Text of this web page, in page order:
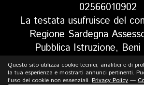
02566010902
La testata usufruisce del
Regione Sardegna
Pubblica Istruzione, Beni
Informazione, Spettacolo e
regionale 13 aprile 2017 n.
Questo sito utilizza cookie tecnici, analitici e di
la tua esperienza e mostrarti annunci pertinenti.
l'uso dei cookie non essenziali. Privacy Policy —